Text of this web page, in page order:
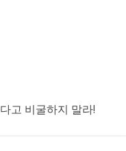
고 비굴하지 말라!